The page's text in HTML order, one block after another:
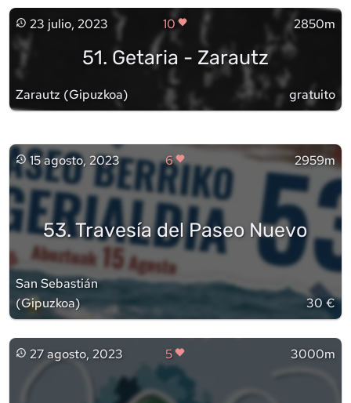
23 julio, 2023 10 2850m
51. Getaria - Zarautz
Zarautz (Gipuzkoa) gratuito
15 agosto, 2023 6 2959m
53. Travesía del Paseo Nuevo
San Sebastián
(Gipuzkoa) 30 €
27 agosto, 2023 5 3000m